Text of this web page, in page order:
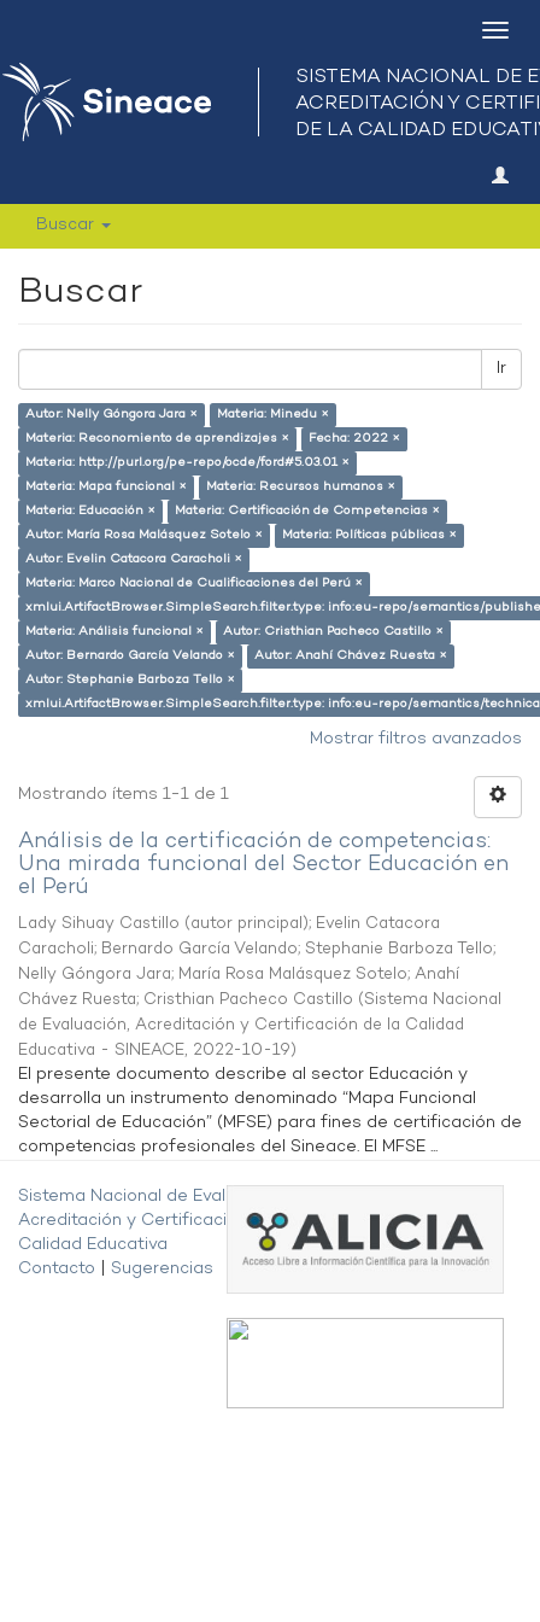
Buscar
Buscar
Ir
Autor: Nelly Góngora Jara ×
Materia: Minedu ×
Materia: Reconomiento de aprendizajes ×
Fecha: 2022 ×
Materia: http://purl.org/pe-repo/ocde/ford#5.03.01 ×
Materia: Mapa funcional ×
Materia: Recursos humanos ×
Materia: Educación ×
Materia: Certificación de Competencias ×
Autor: María Rosa Malásquez Sotelo ×
Materia: Políticas públicas ×
Autor: Evelin Catacora Caracholi ×
Materia: Marco Nacional de Cualificaciones del Perú ×
xmlui.ArtifactBrowser.SimpleSearch.filter.type: info:eu-repo/semantics/
Materia: Análisis funcional ×
Autor: Cristhian Pacheco Castillo ×
Autor: Bernardo García Velando ×
Autor: Anahí Chávez Ruesta ×
Autor: Stephanie Barboza Tello ×
xmlui.ArtifactBrowser.SimpleSearch.filter.type: info:eu-repo/semantics/
Mostrar filtros avanzados
Mostrando ítems 1-1 de 1
Análisis de la certificación de competencias:
Una mirada funcional del Sector Educación en
el Perú
Lady Sihuay Castillo (autor principal); Evelin Catacora
Caracholi; Bernardo García Velando; Stephanie Barboza Tello;
Nelly Góngora Jara; María Rosa Malásquez Sotelo; Anahí
Chávez Ruesta; Cristhian Pacheco Castillo (Sistema Nacional
de Evaluación, Acreditación y Certificación de la Calidad
Educativa - SINEACE, 2022-10-19)
El presente documento describe al sector Educación y
desarrolla un instrumento denominado “Mapa Funcional
Sectorial de Educación” (MFSE) para fines de certificación de
competencias profesionales del Sineace. El MFSE ...
Sistema Nacional de Evaluación,
Acreditación y Certificación de la
Calidad Educativa
Contacto
Sugerencias